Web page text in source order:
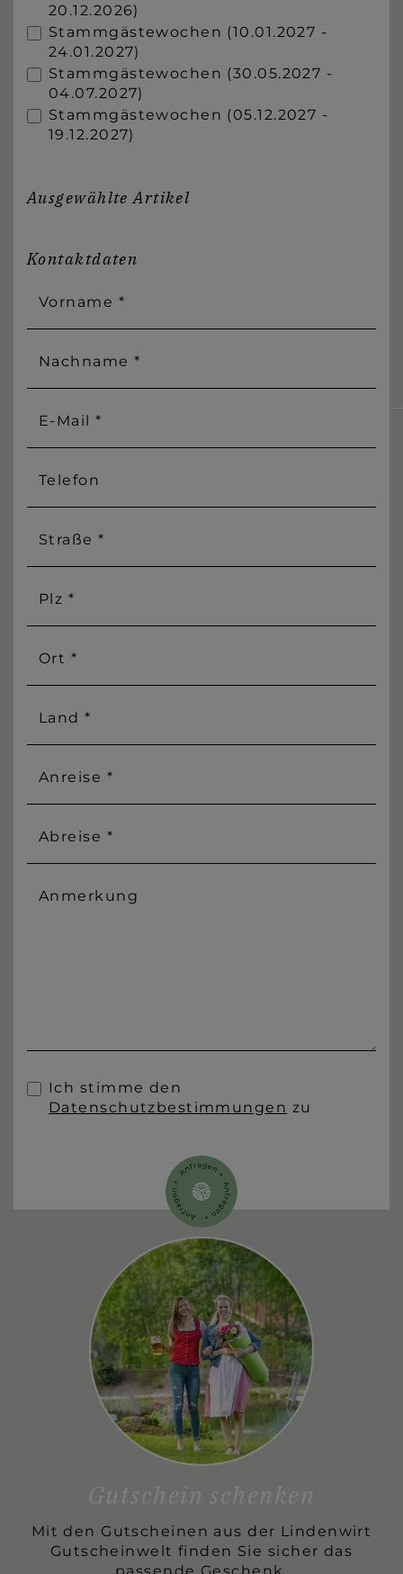
20.12.2026)
Stammgästewochen (10.01.2027 -
24.01.2027)
Stammgästewochen (30.05.2027 -
04.07.2027)
Stammgästewochen (05.12.2027 -
19.12.2027)
Ausgewählte Artikel
Kontaktdaten
Vorname *
Nachname *
E-Mail *
Telefon
Straße *
Plz *
Ort *
Land *
Anreise *
Abreise *
Anmerkung
Ich stimme den
Datenschutzbestimmungen zu
Gutschein schenken
Mit den Gutscheinen aus der Lindenwirt
Gutscheinwelt finden Sie sicher das